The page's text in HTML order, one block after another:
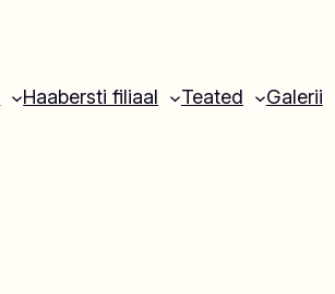
Haabersti filiaal Teated Galerii